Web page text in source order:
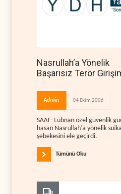
Nasrullah’a Yönelik
Başarısız Terör
Admin 04 Ekim 2006
SAAF- Lübnan özel güvenlik
hasan Nasrullah’a yönelik
şebekesini ele geçirdi.
Tümünü Oku